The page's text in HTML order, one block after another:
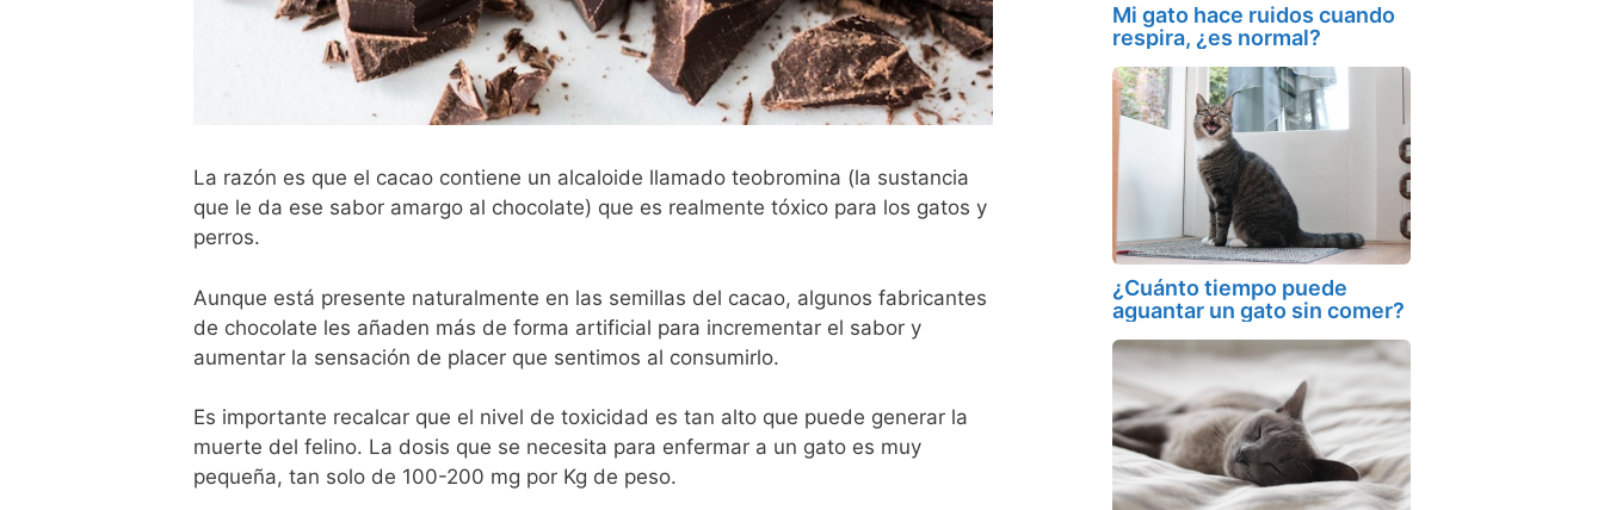
La razón es que el cacao contiene un alcaloide llamado teobromina (la sustancia
que le da ese sabor amargo al chocolate) que es realmente tóxico para los gatos y
perros.
Aunque está presente naturalmente en las semillas del cacao, algunos fabricantes
de chocolate les añaden más de forma artificial para incrementar el sabor y
aumentar la sensación de placer que sentimos al consumirlo.
Es importante recalcar que el nivel de toxicidad es tan alto que puede generar la
muerte del felino. La dosis que se necesita para enfermar a un gato es muy
pequeña, tan solo de 100-200 mg por Kg de peso.
Mi gato hace ruidos cuando
respira, ¿es normal?
¿Cuánto tiempo puede
aguantar un gato sin comer?